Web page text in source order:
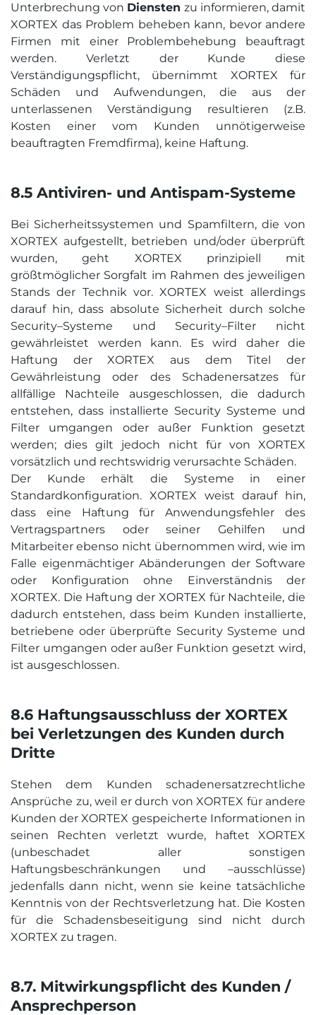
Unterbrechung von Diensten zu informieren, damit
XORTEX das Problem beheben kann, bevor andere
Firmen mit einer Problembehebung beauftragt
werden. Verletzt der Kunde diese
Verständigungspflicht, übernimmt XORTEX für
Schäden und Aufwendungen, die aus der
unterlassenen Verständigung resultieren (z.B.
Kosten einer vom Kunden unnötigerweise
beauftragten Fremdfirma), keine Haftung.
8.5 Antiviren- und Antispam-Systeme
Bei Sicherheitssystemen und Spamfiltern, die von
XORTEX aufgestellt, betrieben und/oder überprüft
wurden, geht XORTEX prinzipiell mit
größtmöglicher Sorgfalt im Rahmen des jeweiligen
Stands der Technik vor. XORTEX weist allerdings
darauf hin, dass absolute Sicherheit durch solche
Security–Systeme und Security–Filter nicht
gewährleistet werden kann. Es wird daher die
Haftung der XORTEX aus dem Titel der
Gewährleistung oder des Schadenersatzes für
allfällige Nachteile ausgeschlossen, die dadurch
entstehen, dass installierte Security Systeme und
Filter umgangen oder außer Funktion gesetzt
werden; dies gilt jedoch nicht für von XORTEX
vorsätzlich und rechtswidrig verursachte Schäden.
Der Kunde erhält die Systeme in einer
Standardkonfiguration. XORTEX weist darauf hin,
dass eine Haftung für Anwendungsfehler des
Vertragspartners oder seiner Gehilfen und
Mitarbeiter ebenso nicht übernommen wird, wie im
Falle eigenmächtiger Abänderungen der Software
oder Konfiguration ohne Einverständnis der
XORTEX. Die Haftung der XORTEX für Nachteile, die
dadurch entstehen, dass beim Kunden installierte,
betriebene oder überprüfte Security Systeme und
Filter umgangen oder außer Funktion gesetzt wird,
ist ausgeschlossen.
8.6 Haftungs­ausschluss der XORTEX
bei Verletzungen des Kunden durch
Dritte
Stehen dem Kunden schadenersatzrechtliche
Ansprüche zu, weil er durch von XORTEX für andere
Kunden der XORTEX gespeicherte Informationen in
seinen Rechten verletzt wurde, haftet XORTEX
(unbeschadet aller sonstigen
Haftungsbeschränkungen und –ausschlüsse)
jedenfalls dann nicht, wenn sie keine tatsächliche
Kenntnis von der Rechtsverletzung hat. Die Kosten
für die Schadensbeseitigung sind nicht durch
XORTEX zu tragen.
8.7. Mitwirkungs­pflicht des Kunden /
Ansprechperson